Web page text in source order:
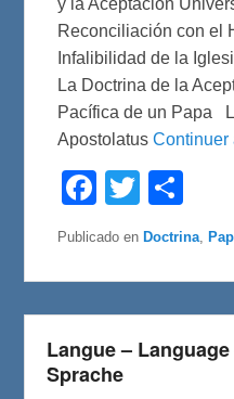
Reconciliación con el
Infalibilidad de la
La Doctrina de la
Pacífica de un Papa
Apostolatus
F
e
b
o
T
t
t
r
p
a
t
r
Publicado en Doctrina ,
Langue –
Sprache